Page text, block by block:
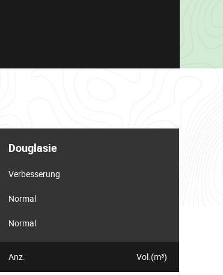
Douglasie
Verbesserung
Normal
Normal
Anz. Vol.(m³)